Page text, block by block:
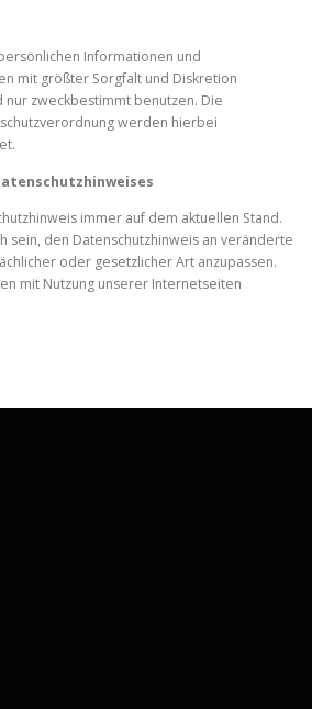
Informationen und
mit größter Sorgfalt und Diskretion
zweckbestimmt benutzen. Die
werden hierbei
immer auf dem aktuellen Stand.
sein, den Datenschutzhinweis an veränderte
oder gesetzlicher Art anzupassen.
mit Nutzung unserer Internetseiten